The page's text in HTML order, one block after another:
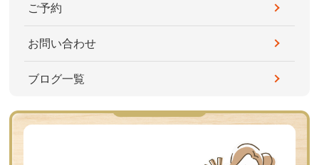
ご予約
お問い合わせ
ブログ一覧